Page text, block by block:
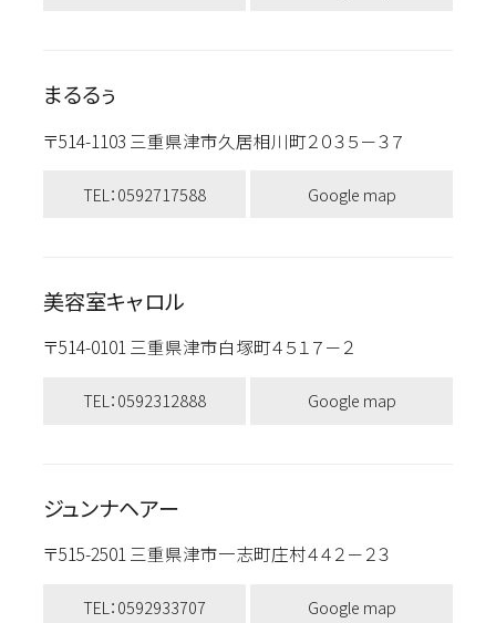
まるるぅ
〒514-1103 三重県津市久居相川町２０３５－３７
TEL：0592717588 Google map
美容室キャロル
〒514-0101 三重県津市白塚町４５１７－２
TEL：0592312888 Google map
ジュンナヘアー
〒515-2501 三重県津市一志町庄村４４２－２３
TEL：0592933707 Google map